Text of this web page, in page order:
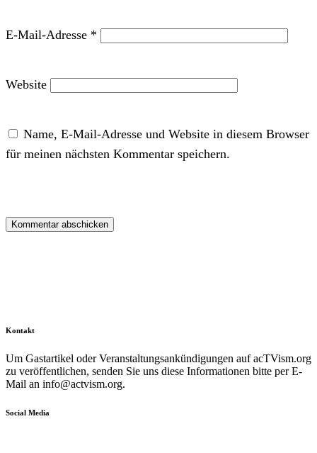
E-Mail-Adresse *
Website
Name, E-Mail-Adresse und Website in diesem Browser
für meinen nächsten Kommentar speichern.
Kontakt
Um Gastartikel oder Veranstaltungsankündigungen auf acTVism.org
zu veröffentlichen, senden Sie uns diese Informationen bitte per E-
Mail an info@actvism.org.
Social Media